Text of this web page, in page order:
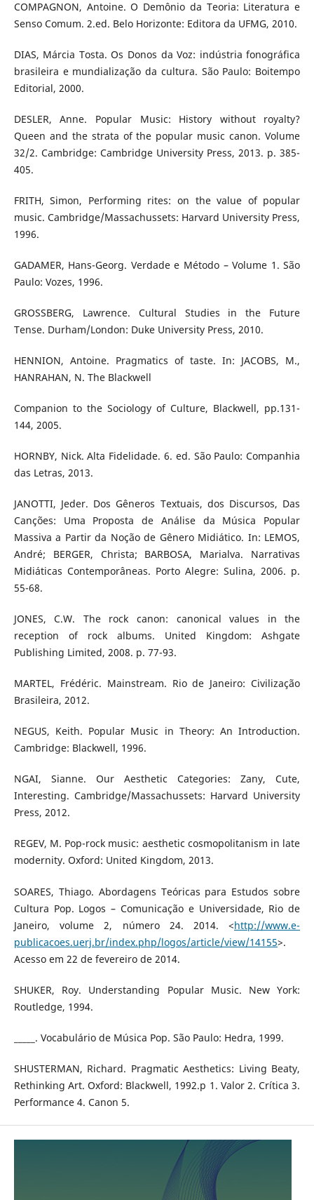
COMPAGNON, Antoine. O Demônio da Teoria: Literatura e
Senso Comum. 2.ed. Belo Horizonte: Editora da UFMG, 2010.
DIAS, Márcia Tosta. Os Donos da Voz: indústria fonográfica
brasileira e mundialização da cultura. São Paulo: Boitempo
Editorial, 2000.
DESLER, Anne. Popular Music: History without royalty?
Queen and the strata of the popular music canon. Volume
32/2. Cambridge: Cambridge University Press, 2013. p. 385-
405.
FRITH, Simon, Performing rites: on the value of popular
music. Cambridge/Massachussets: Harvard University Press,
1996.
GADAMER, Hans-Georg. Verdade e Método – Volume 1. São
Paulo: Vozes, 1996.
GROSSBERG, Lawrence. Cultural Studies in the Future
Tense. Durham/London: Duke University Press, 2010.
HENNION, Antoine. Pragmatics of taste. In: JACOBS, M.,
HANRAHAN, N. The Blackwell
Companion to the Sociology of Culture, Blackwell, pp.131-
144, 2005.
HORNBY, Nick. Alta Fidelidade. 6. ed. São Paulo: Companhia
das Letras, 2013.
JANOTTI, Jeder. Dos Gêneros Textuais, dos Discursos, Das
Canções: Uma Proposta de Análise da Música Popular
Massiva a Partir da Noção de Gênero Midiático. In: LEMOS,
André; BERGER, Christa; BARBOSA, Marialva. Narrativas
Midiáticas Contemporâneas. Porto Alegre: Sulina, 2006. p.
55-68.
JONES, C.W. The rock canon: canonical values in the
reception of rock albums. United Kingdom: Ashgate
Publishing Limited, 2008. p. 77-93.
MARTEL, Frédéric. Mainstream. Rio de Janeiro: Civilização
Brasileira, 2012.
NEGUS, Keith. Popular Music in Theory: An Introduction.
Cambridge: Blackwell, 1996.
NGAI, Sianne. Our Aesthetic Categories: Zany, Cute,
Interesting. Cambridge/Massachussets: Harvard University
Press, 2012.
REGEV, M. Pop-rock music: aesthetic cosmopolitanism in late
modernity. Oxford: United Kingdom, 2013.
SOARES, Thiago. Abordagens Teóricas para Estudos sobre
Cultura Pop. Logos – Comunicação e Universidade, Rio de
Janeiro, volume 2, número 24. 2014. <http://www.e-
publicacoes.uerj.br/index.php/logos/article/view/14155>.
Acesso em 22 de fevereiro de 2014.
SHUKER, Roy. Understanding Popular Music. New York:
Routledge, 1994.
_____. Vocabulário de Música Pop. São Paulo: Hedra, 1999.
SHUSTERMAN, Richard. Pragmatic Aesthetics: Living Beaty,
Rethinking Art. Oxford: Blackwell, 1992.p 1. Valor 2. Crítica 3.
Performance 4. Canon 5.